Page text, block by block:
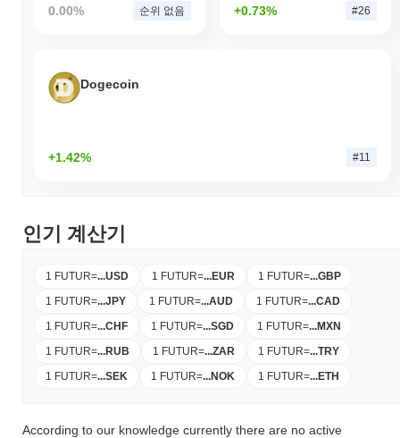
0.00% 순위 없음 +0.73% #26
Dogecoin
+1.42% #11
인기 계산기
1 FUTUR=...USD 1 FUTUR=...EUR 1 FUTUR=...GBP
1 FUTUR=...JPY 1 FUTUR=...AUD 1 FUTUR=...CAD
1 FUTUR=...CHF 1 FUTUR=...SGD 1 FUTUR=...MXN
1 FUTUR=...RUB 1 FUTUR=...ZAR 1 FUTUR=...TRY
1 FUTUR=...SEK 1 FUTUR=...NOK 1 FUTUR=...ETH
According to our knowledge currently there are no active